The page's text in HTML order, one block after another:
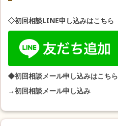
◇初回相談LINE申し込みはこちら
◆初回相談メール申し込みはこちら
→初回相談メール申し込み